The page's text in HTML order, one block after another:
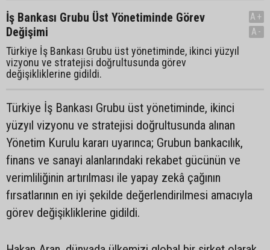
İş Bankası Grubu Üst Yönetiminde Görev
Değişimi
Türkiye İş Bankası Grubu üst yönetiminde, ikinci yüzyıl
vizyonu ve stratejisi doğrultusunda görev
değişikliklerine gidildi.
A+
A-
Türkiye İş Bankası Grubu üst yönetiminde, ikinci
yüzyıl vizyonu ve stratejisi doğrultusunda alınan
Yönetim Kurulu kararı uyarınca; Grubun bankacılık,
finans ve sanayi alanlarındaki rekabet gücünün ve
verimliliğinin artırılması ile yapay zekâ çağının
fırsatlarının en iyi şekilde değerlendirilmesi amacıyla
görev değişikliklerine gidildi.